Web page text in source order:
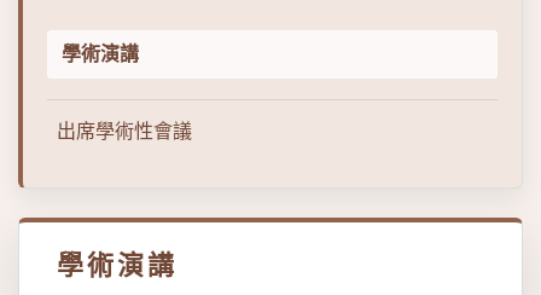
學術演講
出席學術性會議
學術演講